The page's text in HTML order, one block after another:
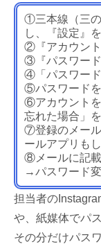
①三本線（三
し、『設定』
②『アカウン
③『パスワード
④「パスワー
⑤パスワード
⑥アカウント
忘れた場合」
⑦登録のメー
ールアプリも
⑧メールに記
→パスワード
担当者の
や、紙媒体でパ
その分だけパス